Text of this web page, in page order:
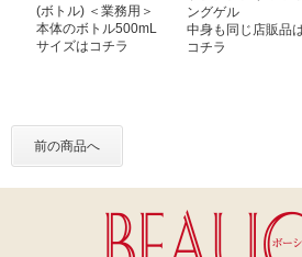
(ボトル) ＜業務用＞
本体のボトル500mL
サイズはコチラ
ングゲル
中身も同じ店販品
コチラ
前の商品へ